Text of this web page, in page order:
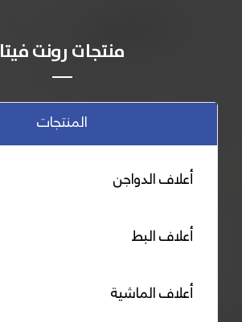
منتجات رونت فيتا
المنتجات
أعلاف الدواجن
أعلاف البط
أعلاف الماشية